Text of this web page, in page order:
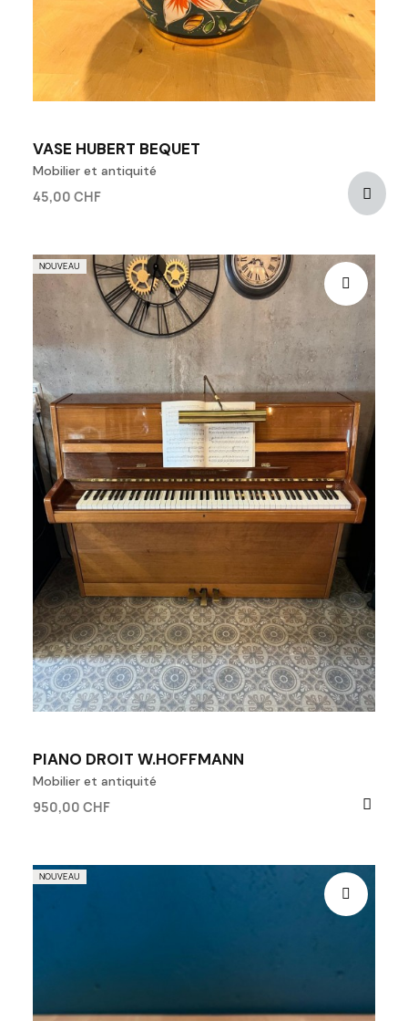
VASE HUBERT BEQUET
Mobilier et antiquité
45,00 CHF
PIANO DROIT W.HOFFMANN
Mobilier et antiquité
950,00 CHF
NOUVEAU
NOUVEAU